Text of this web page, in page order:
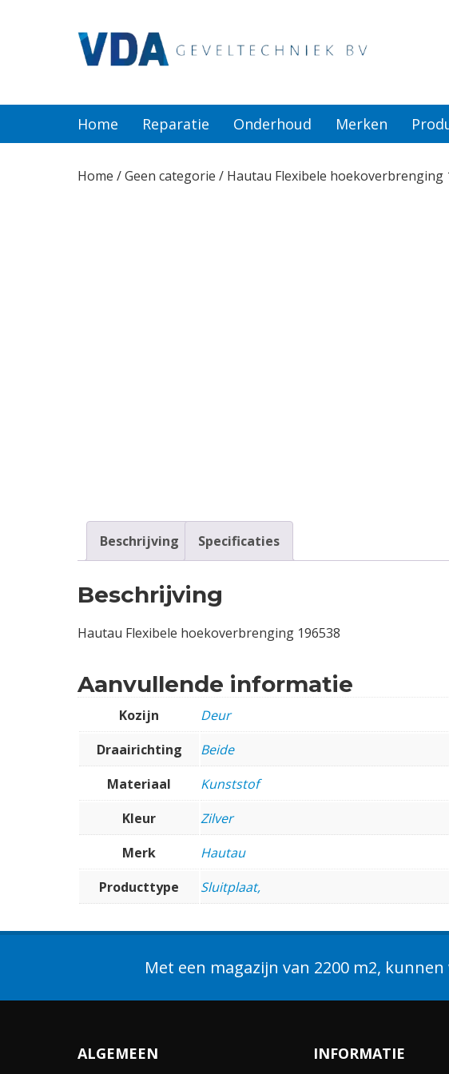
Home Reparatie Onderhoud Merken
Home /Geen categorie / Hautau Flexibele hoekoverbrenging
Beschrijving Specificaties
Beschrijving
Hautau Flexibele hoekoverbrenging 196538
Aanvullende informatie
Kozijn
Deur
Draairichting
Beide
Materiaal
Kunststof
Kleur
Zilver
Merk
Hautau
Producttype
Sluitplaat,
Met een magazijn van 2200 m2,
ALGEMEEN INFORMATIE